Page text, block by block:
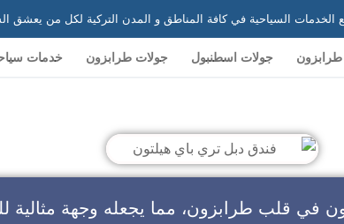
طرابزون جولات اسطنبول جولات طرابزون خدمات
في قلب طرابزون، مما يجعله وجهة مثالية